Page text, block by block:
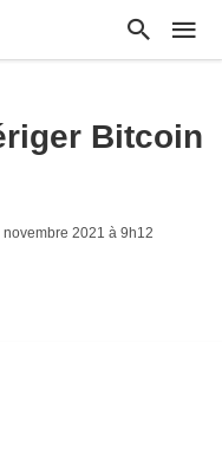
Bitcoin
novembre 2021 à 9h12